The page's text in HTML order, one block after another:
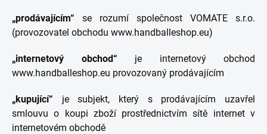
„prodávajícím“ se rozumí společnost VOMATE s.r.o.
(provozovatel obchodu www.handballeshop.eu)
„internetový obchod“ je internetový obchod
www.handballeshop.eu provozovaný prodávajícím
„kupující“ je subjekt, který s prodávajícím uzavřel
smlouvu o koupi zboží prostřednictvím sítě internet v
internetovém obchodě